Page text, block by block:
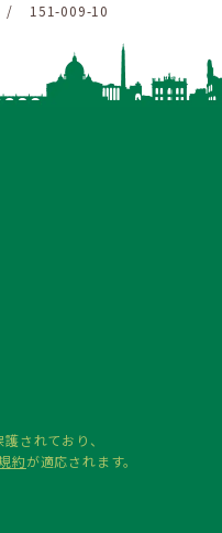
/ 151-009-10
されており、
約が適応されます。